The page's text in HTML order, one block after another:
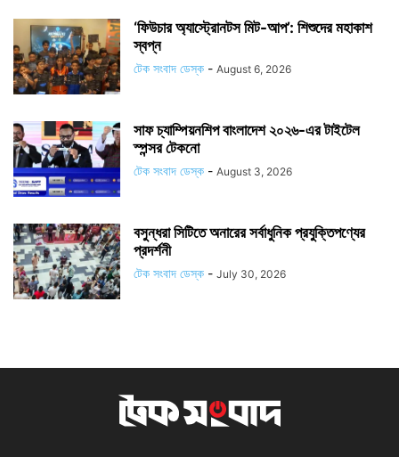
‘ফিউচার অ্যাস্ট্রোনটস মিট-আপ’: শিশুদের মহাকাশ
স্বপ্ন
টেক সংবাদ ডেস্ক - August 6, 2026
সাফ চ্যাম্পিয়নশিপ বাংলাদেশ ২০২৬-এর টাইটেল
স্পন্সর টেকনো
টেক সংবাদ ডেস্ক - August 3, 2026
বসুন্ধরা সিটিতে অনারের সর্বাধুনিক প্রযুক্তিপণ্যের
প্রদর্শনী
টেক সংবাদ ডেস্ক - July 30, 2026